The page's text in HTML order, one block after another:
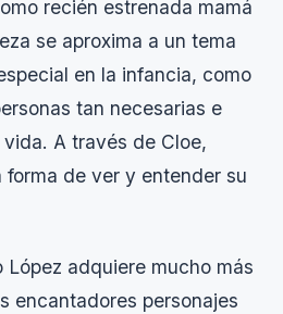
recién estrenada mamá
se aproxima a un tema
en la infancia, como
tan necesarias e
A través de Cloe,
forma de ver y entender su
López adquiere mucho más
encantadores personajes